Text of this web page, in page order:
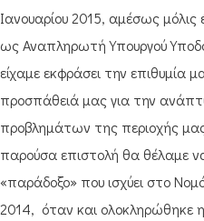
Ιανουαρίου 2015, αμέσως
ως Αναπληρωτή Υπουργού
είχαμε εκφράσει την επιθυμία
προσπάθειά μας για την
προβλημάτων της περιοχής
παρούσα επιστολή θα θέλαμε
«παράδοξο» που ισχύει στο
2014, όταν και ολοκληρώθηκε